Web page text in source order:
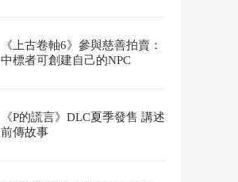
《上古卷軸6》參與慈善拍賣：
中標者可創建自己的NPC
《P的謊言》DLC夏季發售 講述
前傳故事